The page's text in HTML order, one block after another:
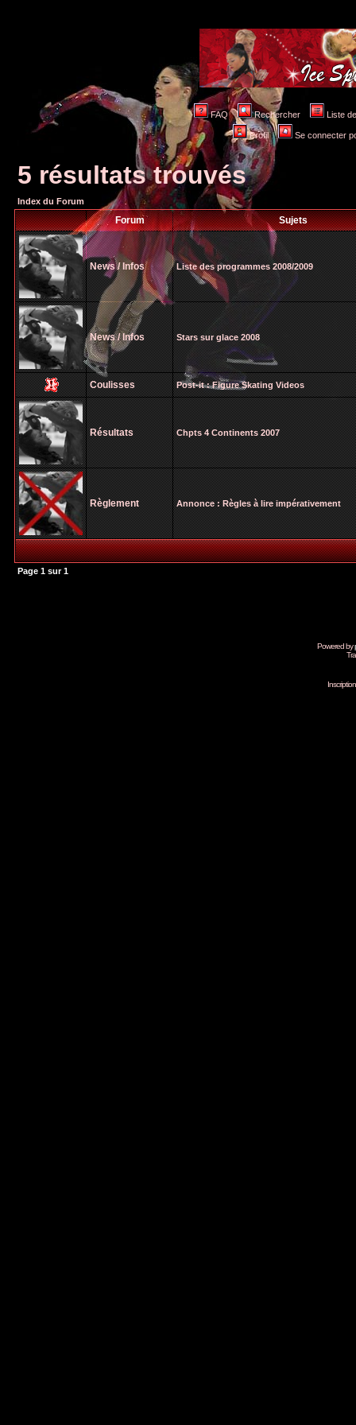
FAQ Rechercher Liste
Profil Se connecter
5 résultats trouvés
Index du Forum
Forum Sujets
News / Infos Liste des programmes 2008/2009
News / Infos Stars sur glace 2008
Coulisses Post-it : Figure Skating Videos
Résultats Chpts 4 Continents 2007
Règlement Annonce : Règles à lire impérativement
Page 1 sur1
Powered by